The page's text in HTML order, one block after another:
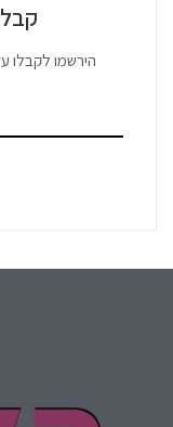
הירשמו לקבלו